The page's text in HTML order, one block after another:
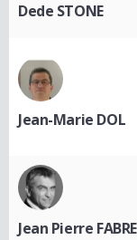
Dede STONE
Jean-Marie DOL
Jean Pierre FABRE